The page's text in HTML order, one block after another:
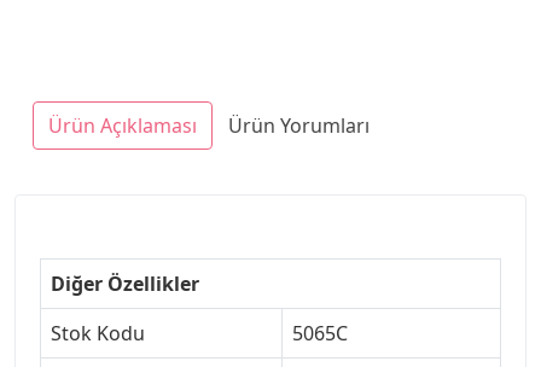
Ürün Açıklaması Ürün Yorumları
Diğer Özellikler
Stok Kodu
5065C